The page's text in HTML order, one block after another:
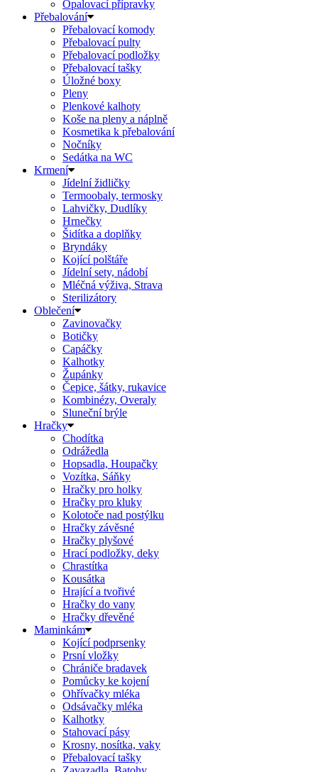
Opalovací přípravky
Přebalování
Přebalovací komody
Přebalovací pulty
Přebalovací podložky
Přebalovací tašky
Úložné boxy
Pleny
Plenkové kalhoty
Koše na pleny a náplně
Kosmetika k přebalování
Nočníky
Sedátka na WC
Krmení
Jídelní židličky
Termoobaly, termosky
Lahvičky, Dudlíky
Hrnečky
Šidítka a doplňky
Bryndáky
Kojící polštáře
Jídelní sety, nádobí
Mléčná výživa, Strava
Sterilizátory
Oblečení
Zavinovačky
Botičky
Capáčky
Kalhotky
Župánky
Čepice, šátky, rukavice
Kombinézy, Overaly
Sluneční brýle
Hračky
Chodítka
Odrážedla
Hopsadla, Houpačky
Vozítka, Sáňky
Hračky pro holky
Hračky pro kluky
Kolotoče nad postýlku
Hračky závěsné
Hračky plyšové
Hrací podložky, deky
Chrastítka
Kousátka
Hrající a tvořivé
Hračky do vany
Hračky dřevěné
Maminkám
Kojící podprsenky
Prsní vložky
Chrániče bradavek
Pomůcky ke kojení
Ohřívačky mléka
Odsávačky mléka
Kalhotky
Stahovací pásy
Krosny, nosítka, vaky
Přebalovací tašky